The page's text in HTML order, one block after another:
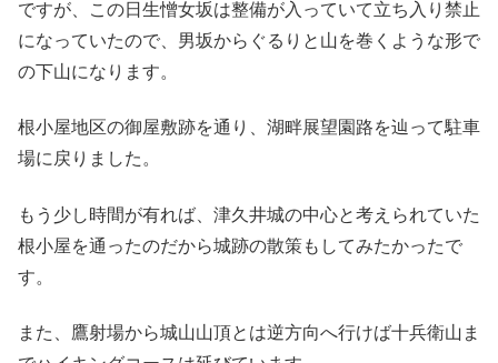
ですが、この日生憎女坂は整備が入っていて立ち入り禁止
になっていたので、男坂からぐるりと山を巻くような形で
の下山になります。
根小屋地区の御屋敷跡を通り、湖畔展望園路を辿って駐車
場に戻りました。
もう少し時間が有れば、津久井城の中心と考えられていた
根小屋を通ったのだから城跡の散策もしてみたかったで
す。
また、鷹射場から城山山頂とは逆方向へ行けば十兵衛山ま